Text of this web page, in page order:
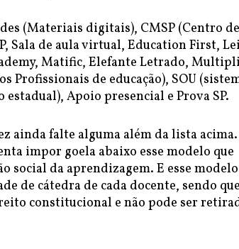
(Materiais digitais), CMSP (Centro de
Sala de aula virtual, Education First,
Matific, Elefante Letrado,
Profissionais de educação), SOU
Apoio presencial e Prova SP.
ainda falte alguma além da lista acima.
impor goela abaixo esse modelo que
social da aprendizagem. E esse modelo
de cátedra de cada docente, sendo que
constitucional e não pode ser